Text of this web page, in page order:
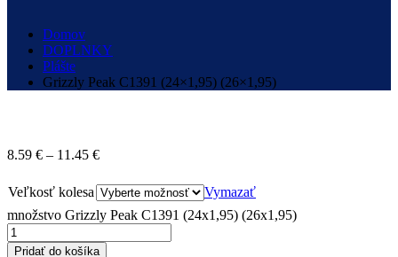
Domov
DOPLNKY
Plášte
Grizzly Peak C1391 (24×1,95) (26×1,95)
8.59 € – 11.45 €
Veľkosť kolesa
Vymazať
množstvo Grizzly Peak C1391 (24x1,95) (26x1,95)
Pridať do košíka